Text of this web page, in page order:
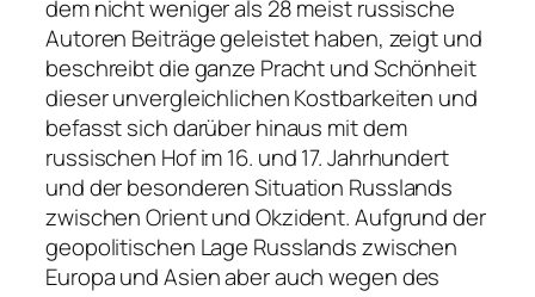
dem nicht weniger als 28 meist russische
Autoren Beiträge geleistet haben, zeigt und
beschreibt die ganze Pracht und Schönheit
dieser unvergleichlichen Kostbarkeiten und
befasst sich darüber hinaus mit dem
russischen Hof im 16. und 17. Jahrhundert
und der besonderen Situation Russlands
zwischen Orient und Okzident. Aufgrund der
geopolitischen Lage Russlands zwischen
Europa und Asien aber auch wegen des